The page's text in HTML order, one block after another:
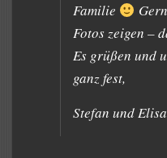
Familie
Fotos zeigen –
Es grüßen und
ganz fest,
Stefan und Elisa